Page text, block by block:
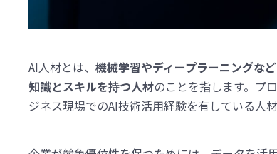
AI人材とは、 機械学習やディープラーニングな
知識とスキルを持つ人材のことを指します。プ
ジネス現場でのAI技術活用経験を有している人